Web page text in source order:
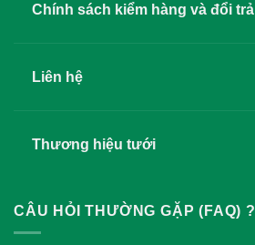
Chính sách kiểm hàng và đổi trả
Liên hệ
Thương hiệu tưới
CÂU HỎI THƯỜNG GẶP (FAQ) ?